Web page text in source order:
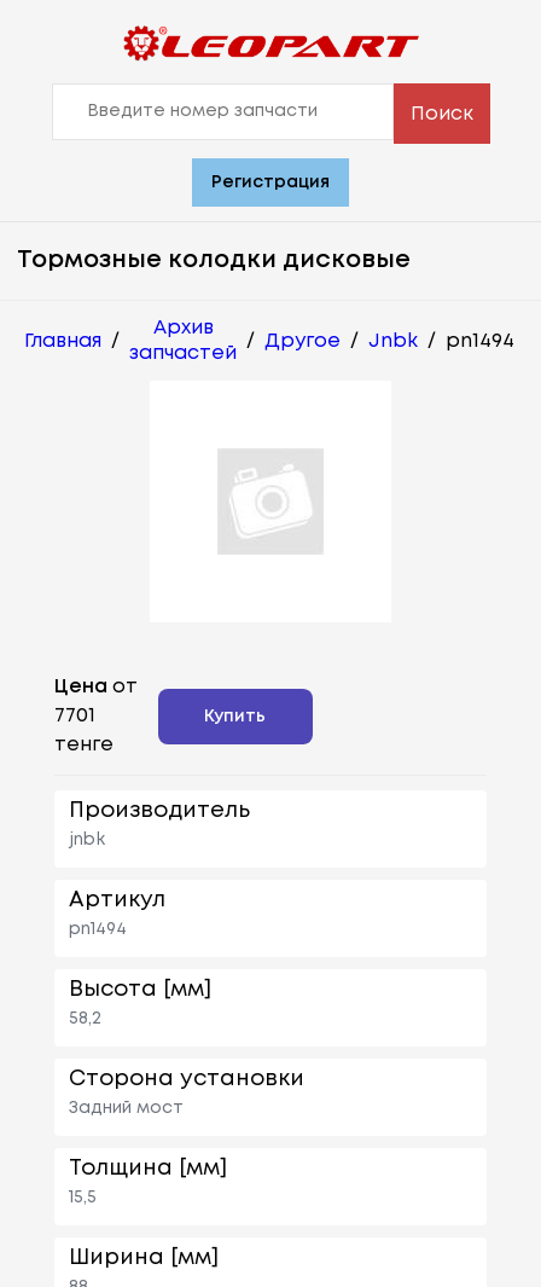
Поиск
Регистрация
Тормозные колодки дисковые
Главная /
Архив
запчастей
/ Другое / Jnbk / pn1494
Цена от
7701
тенге
Купить
Производитель
jnbk
Артикул
pn1494
Высота [мм]
58,2
Сторона установки
Задний мост
Толщина [мм]
15,5
Ширина [мм]